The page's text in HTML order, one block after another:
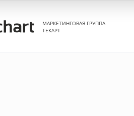
МАРКЕТИНГОВАЯ ГРУППА
ТЕКАРТ